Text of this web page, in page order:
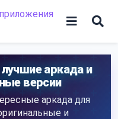
аркада и
версии
аркада для
и